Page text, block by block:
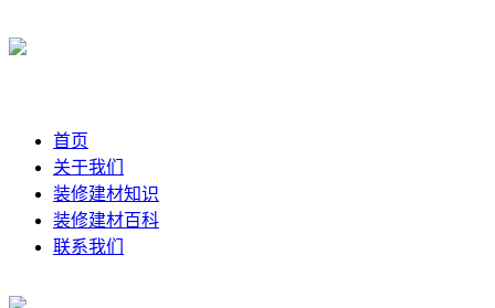
首页
关于我们
装修建材知识
装修建材百科
联系我们